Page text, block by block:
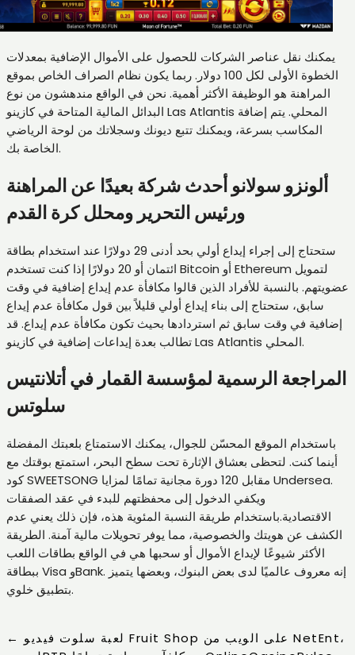
يمكنك نقل عناصر الشركات للحصول على الأموال الإضافية بمعدلات
الخطوة الأولى لكل 100 دولار. ربما يكون نظام الصراف الخاص بموقع
المراهنة هو الوظيفة الأكثر أهمية. نحن في الواقع مندهشون من نوع
البدائل المالية المتاحة في كازينو Las Atlantis المحلي. يتم إضافة
المكاسب بسرعة، ويمكنك تتبع ديونك وسجلاتك من لوحة الرياضي
الخاصة بك.
ألونزو سولانو أحدث شركة بعيدًا عن المراهنة
ورئيس التحرير ومحلل كرة القدم
ستحتاج إلى إجراء إيداع أولي بحد أدنى 29 دولارًا عند استخدام بطاقة
ائتمان أو 20 دولارًا إذا كنت تستخدم Bitcoin أو Ethereum لتمويل
عضويتهم. بالنسبة للأفراد الذين قالوا مكافأة عدم إيداع إضافية في وقت
سابق، ستحتاج إلى بناء إيداع أولي قليلاً بين قول مكافأة عدم إيداع
إضافية في وقت سابق ثم استردادها بحيث تكون مكافأة عدم إيداع. قد
تطالب بعدة إيداعات إضافية في كازينو Las Atlantis المحلي.
المراجعة الرسمية لمؤسسة القمار في أتلانتيس
سلوتس
باستخدام الموقع المحسّن للجوال، يمكنك الاستمتاع بلعبتك المفضلة
أينما كنت. لتحظى بعشاق الإثارة تحت سطح البحر، استمتع بوقتك مع
كود SWEETSONG مقابل 120 دورة مجانية تمامًا لمزايا Undersea.
ويكفي الدخول إلى محفظتهم للبدء في عقد الصفقات
الاقتصادية.باستخدام طريقة النسبة المئوية هذه، فإن ذلك يعني عدم
الكشف عن هويتك والخصوصية، مما يوفر تحويلات مالية آمنة. الطريقة
الأكثر شيوعًا لإيداع الأموال أو سحبها هي في الواقع بطاقات اللعب
ببطاقة Visa وBank. إنه معروف عالميًا لدى بعض البنوك، وبعضها يتميز
بتطبيق خلوي.
←